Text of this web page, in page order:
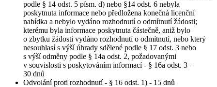
podle § 14 odst. 5 písm. d) nebo §14 odst. 6 nebyla
poskytnuta informace nebo předložena konečná licenční
nabídka a nebylo vydáno rozhodnutí o odmítnutí žádosti;
kterému byla informace poskytnuta částečně, aniž bylo
o zbytku žádosti vydáno rozhodnutí o odmítnutí, nebo který
nesouhlasí s výší úhrady sdělené podle § 17 odst. 3 nebo
s výší odměny podle § 14a odst. 2, požadovanými
v souvislosti s poskytováním informací - § 16a odst. 3 –
30 dnů
Odvolání proti rozhodnutí - § 16 odst. 1) - 15 dnů